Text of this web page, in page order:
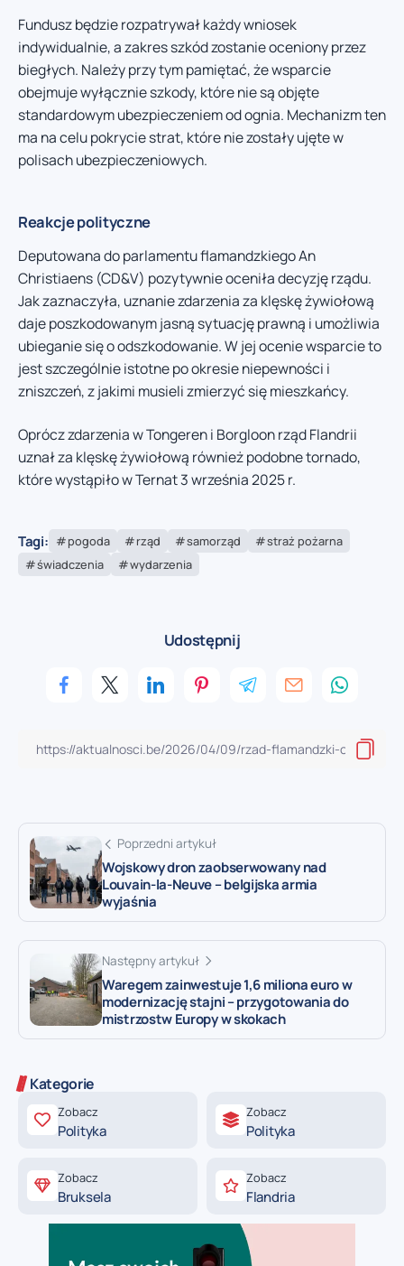
Fundusz będzie rozpatrywał każdy wniosek
indywidualnie, a zakres szkód zostanie oceniony przez
biegłych. Należy przy tym pamiętać, że wsparcie
obejmuje wyłącznie szkody, które nie są objęte
standardowym ubezpieczeniem od ognia. Mechanizm ten
ma na celu pokrycie strat, które nie zostały ujęte w
polisach ubezpieczeniowych.
Reakcje polityczne
Deputowana do parlamentu flamandzkiego An
Christiaens (CD&V) pozytywnie oceniła decyzję rządu.
Jak zaznaczyła, uznanie zdarzenia za klęskę żywiołową
daje poszkodowanym jasną sytuację prawną i umożliwia
ubieganie się o odszkodowanie. W jej ocenie wsparcie to
jest szczególnie istotne po okresie niepewności i
zniszczeń, z jakimi musieli zmierzyć się mieszkańcy.
Oprócz zdarzenia w Tongeren i Borgloon rząd Flandrii
uznał za klęskę żywiołową również podobne tornado,
które wystąpiło w Ternat 3 września 2025 r.
Tagi: pogoda rząd samorząd
straż pożarna
świadczenia
wydarzenia
Udostępnij
Poprzedni artykuł
Wojskowy dron zaobserwowany nad
Louvain-la-Neuve – belgijska armia
wyjaśnia
Następny artykuł
Waregem zainwestuje 1,6 miliona euro w
modernizację stajni – przygotowania do
mistrzostw Europy w skokach
Kategorie
Zobacz
Polityka
Zobacz
Polityka
Zobacz
Bruksela
Zobacz
Flandria